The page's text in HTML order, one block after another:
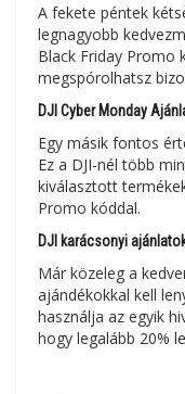
A fekete péntek
legnagyobb
Black Friday Promo
megspórolhatsz
DJI Cyber Monday
Egy másik fontos
Ez a DJI-nél több
kiválasztott
Promo kóddal.
DJI karácsonyi
Már közeleg a
ajándékokkal kell
használja az egyik
hogy legalább 20%